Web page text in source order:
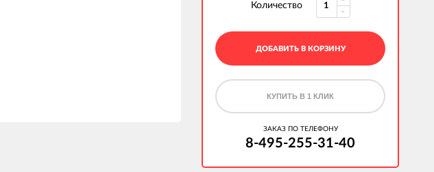
Количество
ДОБАВИТЬ В КОРЗИНУ
КУПИТЬ В 1 КЛИК
ЗАКАЗ ПО ТЕЛЕФОНУ
8-495-255-31-40